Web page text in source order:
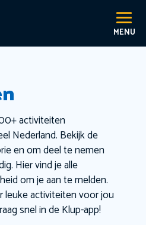
activiteiten
Nederland. Bekijk de
en om deel te nemen
Hier vind je alle
om je aan te melden.
leuke activiteiten voor jou
snel in de Klup-app!